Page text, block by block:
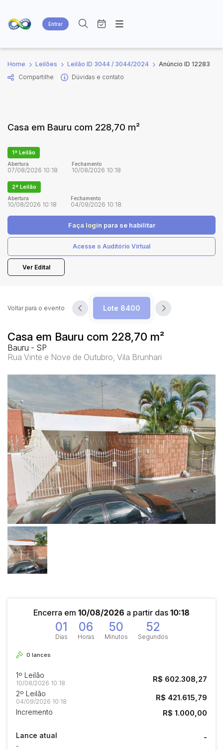
Entrar
Criar conta Entrar
Site
Agenda
Quem Somos
Busca por palavra-chave
Estados Cidade
Bairro
Judiciais
Faixa de valor
Quem Somos
Home Leilões Leilão ID 3044 / 3044/2024
Anúncio ID 12283
Compartilhe
Dúvidas e contato
Casa em Bauru com 228,70 m²
1ª Leilão
Abertura
07/08/2026 10:18
Fechamento
10/08/2026 10:18
2ª Leilão
Abertura
10/08/2026 10:18
Fechamento
04/09/2026 10:18
Faça login para se habilitar
Acesse o Auditório Virtual
Ver Edital
Casa em Bauru com 228,70 m²
Bauru - SP
Rua Vinte e Nove de Outubro, Vila Brunhari
Voltar para o evento
Encerra em 10/08/2026 a partir das 10:18
01
Dias
06
Horas
50
Minutos
52
Segundos
0 lances
1º Leilão
10/08/2026 10:18 R$ 602.308,27
2º Leilão
04/09/2026 10:18 R$ 421.615,79
Incremento R$ 1.000,00
Lance atual
-
-